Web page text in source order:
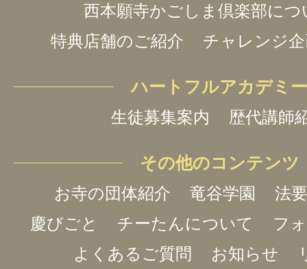
１月７日(水)に鴨池出張所・
草祝い』を行いました。
ちの姿で、本堂は鮮やかな光景
命に手を合わせる背中に、ご家
も、私たち寺関係者も思わず笑
る温かなひと時となりました。
西本願寺かごしま倶楽部につ
特典店舗のご紹介
チャレンジ
ハートフルアカデミー
生徒募集案内 歴代講師
その他のコンテンツ
お寺の団体紹介 竜谷学園
法
慶びごと
チーたんについて
フ
よくあるご質問
お知らせ